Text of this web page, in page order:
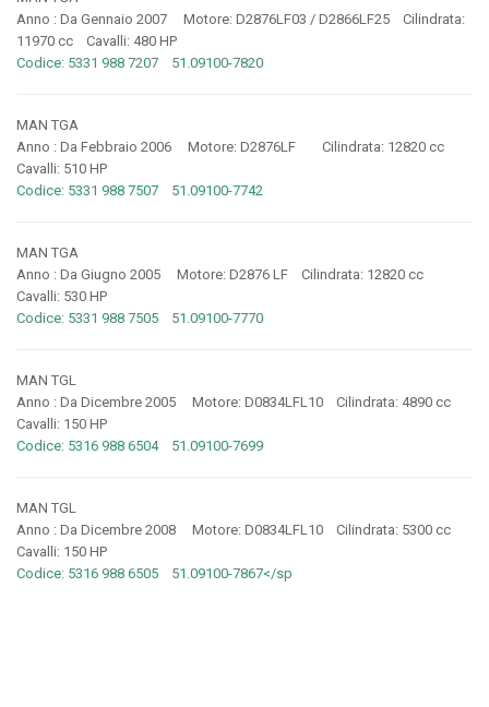
Anno : Da Gennaio 2007 Motore: D2876LF03 / D2866LF25 Cilindrata:
11970 cc Cavalli: 480 HP
Codice: 5331 988 7207 51.09100-7820
MAN TGA
Anno : Da Febbraio 2006 Motore: D2876LF Cilindrata: 12820 cc
Cavalli: 510 HP
Codice: 5331 988 7507 51.09100-7742
MAN TGA
Anno : Da Giugno 2005 Motore: D2876 LF Cilindrata: 12820 cc
Cavalli: 530 HP
Codice: 5331 988 7505 51.09100-7770
MAN TGL
Anno : Da Dicembre 2005 Motore: D0834LFL10 Cilindrata: 4890 cc
Cavalli: 150 HP
Codice: 5316 988 6504 51.09100-7699
MAN TGL
Anno : Da Dicembre 2008 Motore: D0834LFL10 Cilindrata: 5300 cc
Cavalli: 150 HP
Codice: 5316 988 6505 51.09100-7867</sp